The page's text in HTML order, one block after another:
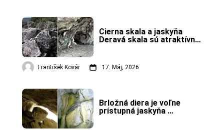
Čierna skala a jaskyňa
Deravá skala sú atraktívne
František Kovár 17. Máj, 2026
Brložná diera je voľne
prístupná jaskyňa